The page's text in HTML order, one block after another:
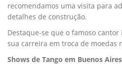
recomendamos uma visita para
detalhes de construção.
Destaque-se que o famoso
sua carreira em troca de moedas
Shows de Tango em Buenos Aires